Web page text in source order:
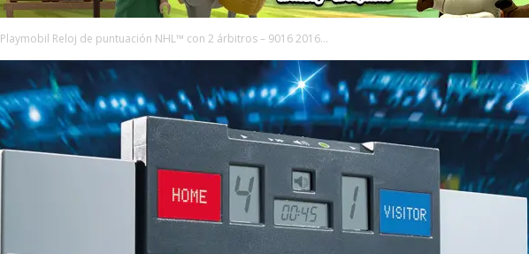
Click
Playmobil Reloj de puntuación NHL™ con 2 árbitros – 9016 2016...